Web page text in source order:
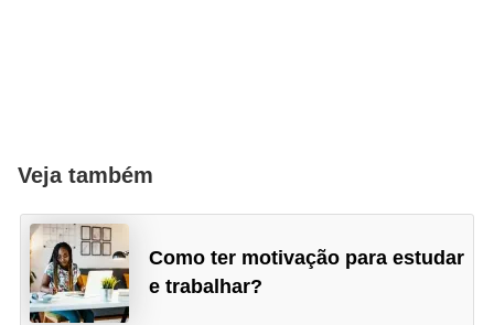
Veja também
Como ter motivação para estudar
e trabalhar?